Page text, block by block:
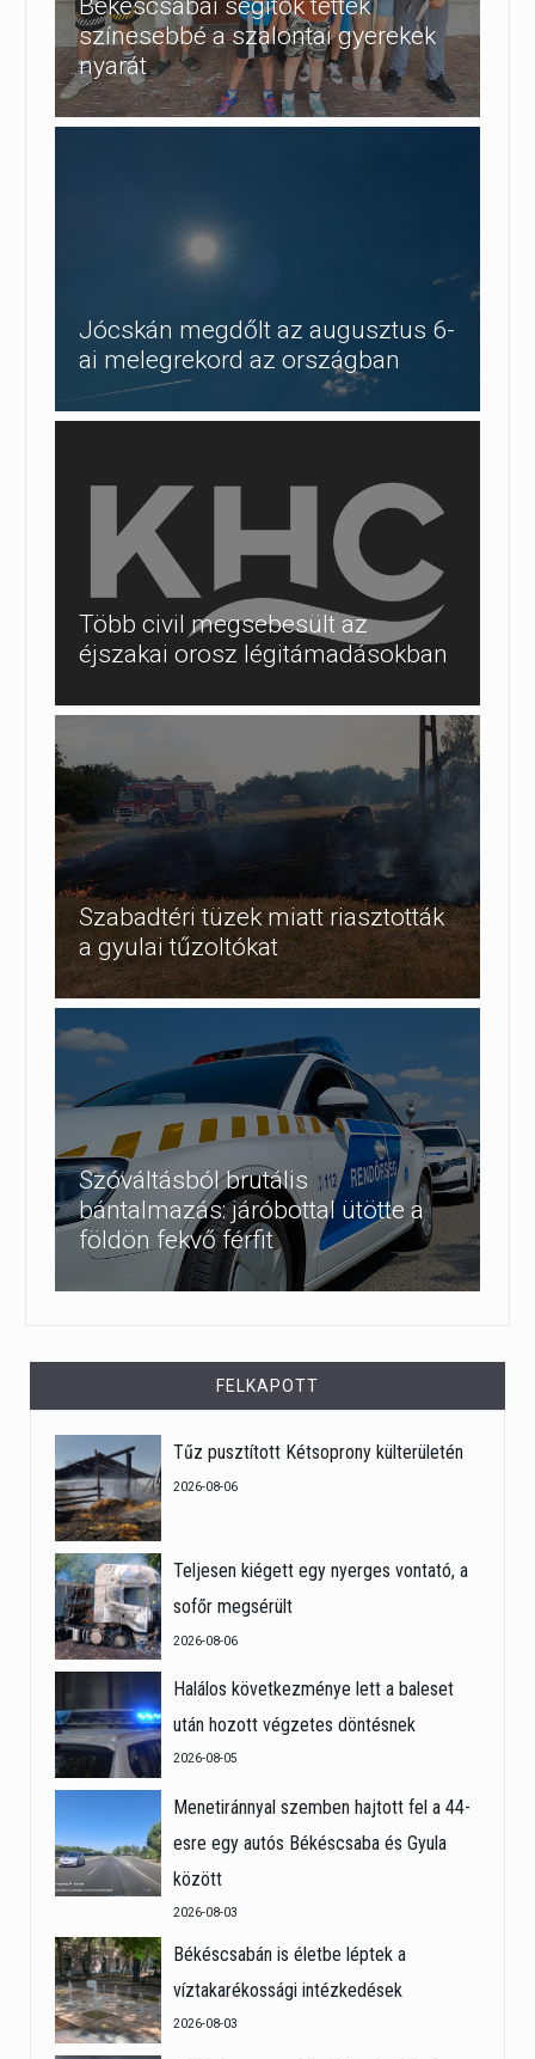
Békéscsabai segítők tették
színesebbé a szalontai gyerekek
nyarát
Jócskán megdőlt az augusztus 6-
ai melegrekord az országban
Több civil megsebesült az
éjszakai orosz légitámadásokban
Szabadtéri tüzek miatt riasztották
a gyulai tűzoltókat
Szóváltásból brutális
bántalmazás: járóbottal ütötte a
földön fekvő férfit
FELKAPOTT
Tűz pusztított Kétsoprony külterületén
2026-08-06
Teljesen kiégett egy nyerges vontató, a
sofőr megsérült
2026-08-06
Halálos következménye lett a baleset
után hozott végzetes döntésnek
2026-08-05
Menetiránnyal szemben hajtott fel a 44-
esre egy autós Békéscsaba és Gyula
között
2026-08-03
Békéscsabán is életbe léptek a
víztakarékossági intézkedések
2026-08-03